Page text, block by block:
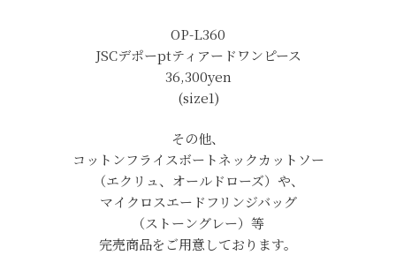
OP-L360
JSCデポーptティアードワンピース
36,300yen
(size1)
その他、
コットンフライスボートネックカットソー
（エクリュ、オールドローズ）や、
マイクロスエードフリンジバッグ
（ストーングレー）等
完売商品をご用意しております。